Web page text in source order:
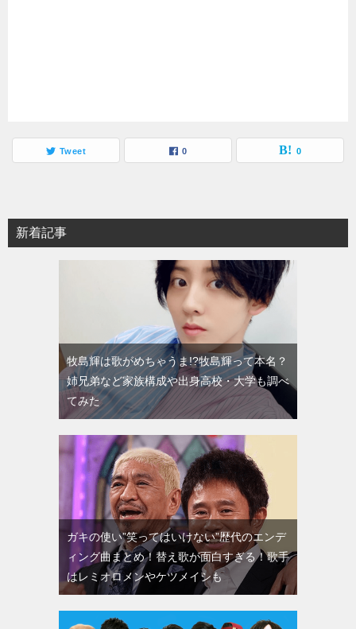
Tweet 0 0
新着記事
牧島輝は歌がめちゃうま!?牧島輝って本名？
姉兄弟など家族構成や出身高校・大学も調べ
てみた
ガキの使い”笑ってはいけない”歴代のエンデ
ィング曲まとめ！替え歌が面白すぎる！歌手
はレミオロメンやケツメイシも